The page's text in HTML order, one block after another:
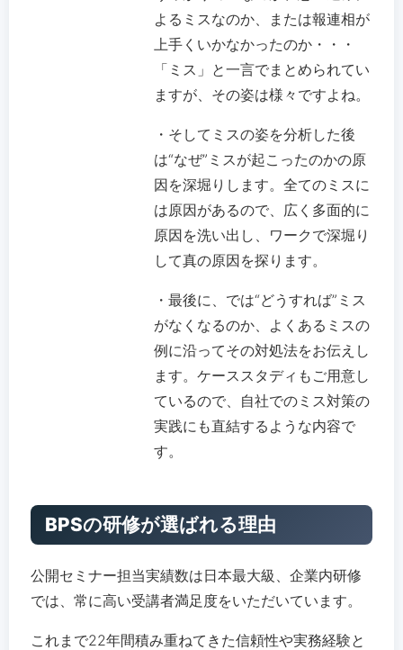
よるミスなのか、または報連相が
上手くいかなかったのか・・・
「ミス」と一言でまとめられてい
ますが、その姿は様々ですよね。
・そしてミスの姿を分析した後
は“なぜ”ミスが起こったのかの原
因を深堀りします。全てのミスに
は原因があるので、広く多面的に
原因を洗い出し、ワークで深堀り
して真の原因を探ります。
・最後に、では“どうすれば”ミス
がなくなるのか、よくあるミスの
例に沿ってその対処法をお伝えし
ます。ケーススタディもご用意し
ているので、自社でのミス対策の
実践にも直結するような内容で
す。
BPSの研修が選ばれる理由
公開セミナー担当実績数は日本最大級、企業内研修
では、常に高い受講者満足度をいただいています。
これまで22年間積み重ねてきた信頼性や実務経験と